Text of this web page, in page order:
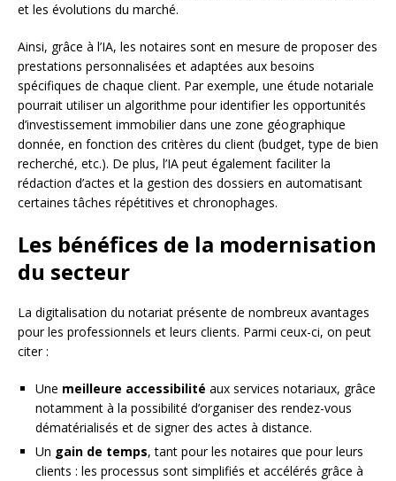
et les évolutions du marché.
Ainsi, grâce à l’IA, les notaires sont en mesure de proposer des
prestations personnalisées et adaptées aux besoins
spécifiques de chaque client. Par exemple, une étude notariale
pourrait utiliser un algorithme pour identifier les opportunités
d’investissement immobilier dans une zone géographique
donnée, en fonction des critères du client (budget, type de bien
recherché, etc.). De plus, l’IA peut également faciliter la
rédaction d’actes et la gestion des dossiers en automatisant
certaines tâches répétitives et chronophages.
Les bénéfices de la modernisation
du secteur
La digitalisation du notariat présente de nombreux avantages
pour les professionnels et leurs clients. Parmi ceux-ci, on peut
citer :
Une meilleure accessibilité aux services notariaux, grâce
notamment à la possibilité d’organiser des rendez-vous
dématérialisés et de signer des actes à distance.
Un gain de temps, tant pour les notaires que pour leurs
clients : les processus sont simplifiés et accélérés grâce à